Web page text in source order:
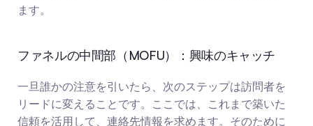
ます。
ファネルの中間部（MOFU）：興味のキャッチ
一旦誰かの注意を引いたら、次のステップは訪問者を
リードに変えることです。ここでは、これまで築いた
信頼を活用して、連絡先情報を求めます。そのために